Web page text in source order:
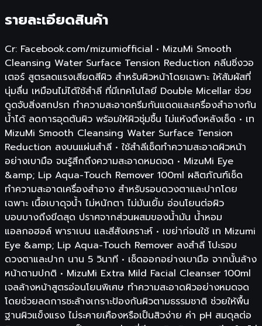
รายละเอียดสินค้า
Cr: Facebook.com/mizumiofficial • MizuMi Smooth
Cleansing Water Surface Tension Reduction คลีนซิ่งวอ
เตอร์ สูตรลดแรงเสียดสีผิว สำหรับผิวหน้าโดยเฉพาะ ให้สัมผัสที่
นุ่มลื่น เหมือนไม่ได้ใช้สำลี ที่มีเทคโนโลยี Double Micellar ช่วย
ดูดจับสิ่งสกปรก ทำความสะอาดครีมกันแดดและเครื่องสำอางกัน
น้ำได้ ลดการอุดตันผิว พร้อมให้ผิวชุ่มชื้น ไม่แห้งตึงหลังเช็ด • เท
MizuMi Smooth Cleansing Water Surface Tension
Reduction ลงบนแผ่นสำลี • ใช้สำลีเช็ดทำความสะอาดผิวหน้า
อย่างเบามือ จนรู้สึกถึงความสะอาดหมดจด • MizuMi Eye
&amp; Lip Aqua-Touch Remover 100ml ผลิตภัณฑ์เช็ด
ทำความสะอาดเครื่องสำอาง สำหรับรอบดวงตาและปากโดย
เฉพาะ เนื้อเบาดุจน้ำ ไม่หนักตา ไม่มันเยิ้ม อ่อนโยนต่อผิว
บอบบางถึงขีดสุด ปราศจากส่วนผสมของน้ำมัน น้ำหอม
แอลกอฮอล์ พาราเบน และสีสังเคราะห์ • เขย่าก่อนใช้ เท Mizumi
Eye &amp; Lip Aqua-Touch Remover ลงสำลี โปะรอบ
ดวงตาและปาก นาน 5 วินาที • เช็ดออกอย่างเบามือ จากนั้นล้าง
หน้าตามปกติ • MizuMi Extra Mild Facial Cleanser 100ml
เจลล้างหน้าสูตรอ่อนโยนพิเศษ ทำความสะอาดผิวอย่างหมดจด
โดยช่วยลดการชะล้างเกราะป้องกันผิวตามธรรมชาติ ช่วยให้พื้น
ฐานผิวแข็งแรง ไม่ระคายเคืองหรือเป็นสิวง่าย ค่า pH สมดุลต่อ